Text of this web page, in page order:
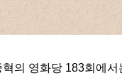
혁의 영화당 183회에